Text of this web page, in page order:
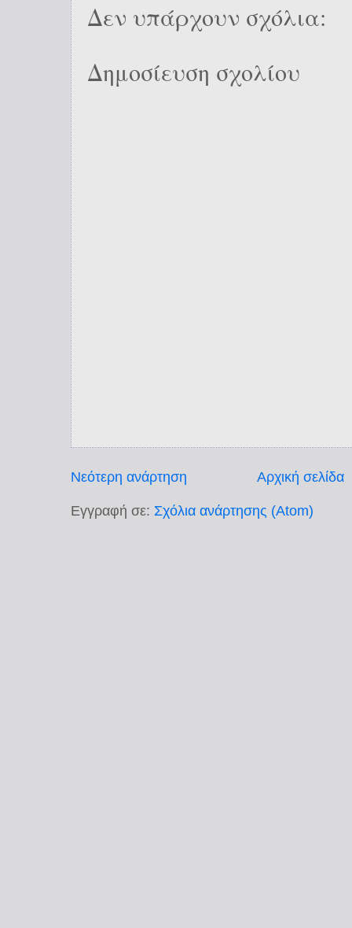
Δεν υπάρχουν σχόλια:
Δημοσίευση σχολίου
Νεότερη ανάρτηση Αρχική σελίδα
Εγγραφή σε: Σχόλια ανάρτησης (Atom)